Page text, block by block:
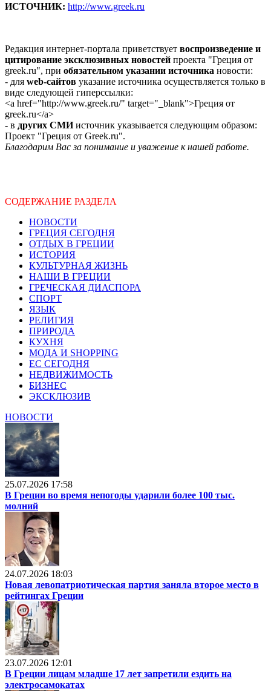
ИСТОЧНИК: http://www.greek.ru
Редакция интернет-портала приветствует воспроизведение и
цитирование эксклюзивных новостей проекта "Греция от
greek.ru", при обязательном указании источника новости:
- для web-сайтов указание источника осуществляется только в
виде следующей гиперссылки:
<a href="http://www.greek.ru/" target="_blank">Греция от
greek.ru</a>
- в других СМИисточник указывается следующим образом:
Проект "Греция от Greek.ru".
Благодарим Вас за понимание и уважение к нашей работе.
СОДЕРЖАНИЕ РАЗДЕЛА
НОВОСТИ
ГРЕЦИЯ СЕГОДНЯ
ОТДЫХ В ГРЕЦИИ
ИСТОРИЯ
КУЛЬТУРНАЯ ЖИЗНЬ
НАШИ В ГРЕЦИИ
ГРЕЧЕСКАЯ ДИАСПОРА
СПОРТ
ЯЗЫК
РЕЛИГИЯ
ПРИРОДА
КУХНЯ
МОДА И SHOPPING
ЕС СЕГОДНЯ
НЕДВИЖИМОСТЬ
БИЗНЕС
ЭКСКЛЮЗИВ
НОВОСТИ
25.07.2026 17:58
В Греции во время непогоды ударили более 100 тыс.
молний
24.07.2026 18:03
Новая левопатриотическая партия заняла второе место в
рейтингах Греции
23.07.2026 12:01
В Греции лицам младше 17 лет запретили ездить на
электросамокатах